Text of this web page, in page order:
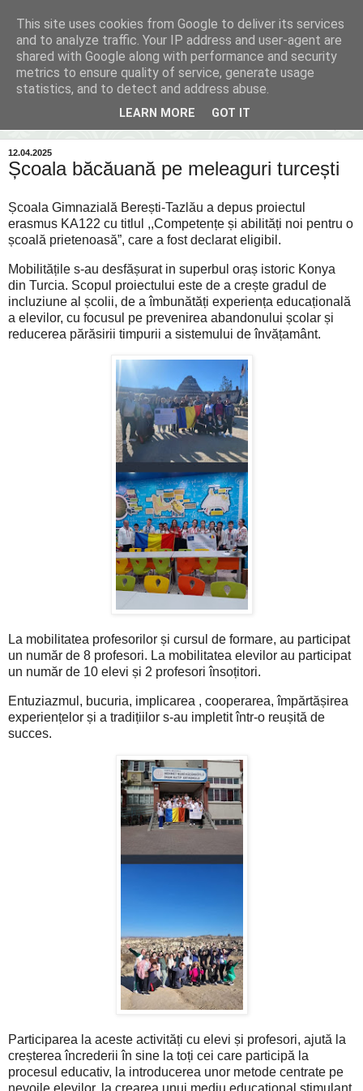
Inima Bacăului
Din inima Bacăului...spre inima ta...
12.04.2025
Școala băcăuană pe meleaguri turcești
Școala Gimnazială Berești-Tazlău a depus proiectul
erasmus KA122 cu titlul ,,Competențe și abilități noi pentru o
școală prietenoasă”, care a fost declarat eligibil.
Mobilitățile s-au desfășurat in superbul oraș istoric Konya
din Turcia. Scopul proiectului este de a crește gradul de
incluziune al școlii, de a îmbunătăți experiența educațională
a elevilor, cu focusul pe prevenirea abandonului școlar și
reducerea părăsirii timpurii a sistemului de învățamânt.
La mobilitatea profesorilor și cursul de formare, au participat
un număr de 8 profesori. La mobilitatea elevilor au participat
un număr de 10 elevi și 2 profesori însoțitori.
Entuziazmul, bucuria, implicarea , cooperarea, împărtășirea
experiențelor și a tradițiilor s-au impletit într-o reușită de
succes.
Participarea la aceste activități cu elevi și profesori, ajută la
creșterea încrederii în sine la toți cei care participă la
procesul educativ, la introducerea unor metode centrate pe
nevoile elevilor, la crearea unui mediu educațional stimulant
This site uses cookies from Google to deliver its services
and to analyze traffic. Your IP address and user-agent are
shared with Google along with performance and security
metrics to ensure quality of service, generate usage
statistics, and to detect and address abuse.
LEARN MORE GOT IT